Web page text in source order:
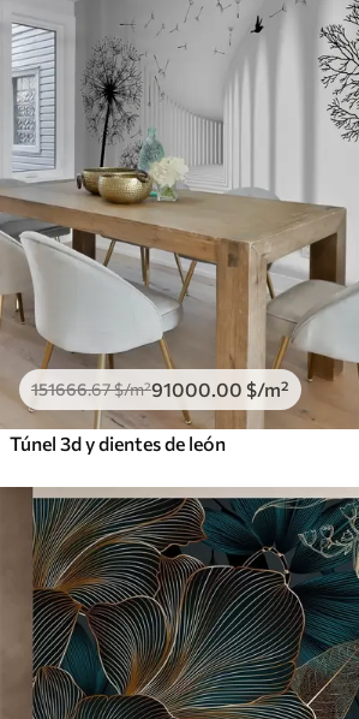
151666.67$/m²91000.00 $/m²
Túnel 3d y dientes de león